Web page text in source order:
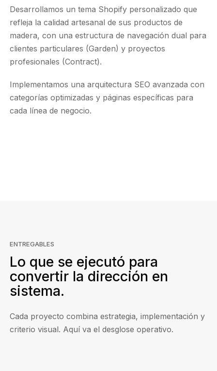
Desarrollamos un tema Shopify personalizado que
refleja la calidad artesanal de sus productos de
madera, con una estructura de navegación dual para
clientes particulares (Garden) y proyectos
profesionales (Contract).
Implementamos una arquitectura SEO avanzada con
categorías optimizadas y páginas específicas para
cada línea de negocio.
ENTREGABLES
Lo que se ejecutó para
convertir la dirección en
sistema.
Cada proyecto combina estrategia, implementación y
criterio visual. Aquí va el desglose operativo.